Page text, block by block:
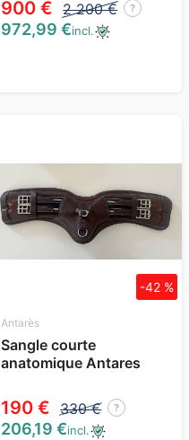
900 € 2 200 € ?
972,99 €incl.
Antarès
Sangle courte
anatomique Antares
190 € 330 € ?
-42 %
206,19 €incl.